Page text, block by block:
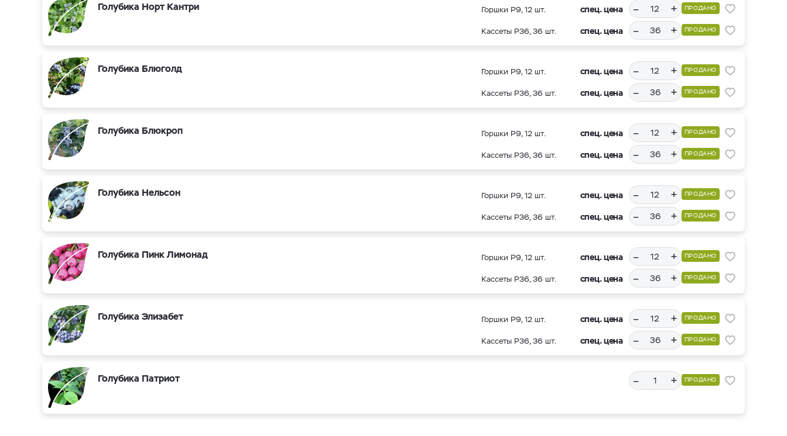
Голубика Норт Кантри Горшки Р9, 12 шт. спец. цена – + ПРОДАНО
Кассеты Р36, 36 шт. спец. цена – + ПРОДАНО
Голубика Блюголд Горшки Р9, 12 шт. спец. цена – + ПРОДАНО
Кассеты Р36, 36 шт. спец. цена – + ПРОДАНО
Голубика Блюкроп Горшки Р9, 12 шт. спец. цена – + ПРОДАНО
Кассеты Р36, 36 шт. спец. цена – + ПРОДАНО
Голубика Нельсон Горшки Р9, 12 шт. спец. цена – + ПРОДАНО
Кассеты Р36, 36 шт. спец. цена – + ПРОДАНО
Голубика Пинк Лимонад Горшки Р9, 12 шт. спец. цена – + ПРОДАНО
Кассеты Р36, 36 шт. спец. цена – + ПРОДАНО
Голубика Элизабет Горшки Р9, 12 шт. спец. цена – + ПРОДАНО
Кассеты Р36, 36 шт. спец. цена – + ПРОДАНО
Голубика Патриот – + ПРОДАНО